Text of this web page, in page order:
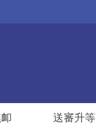
送審升等